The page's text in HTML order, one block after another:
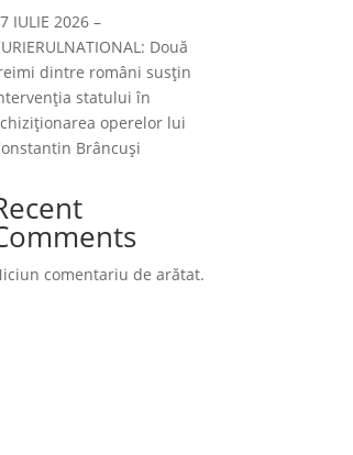
IULIE 2026 –
Două
dintre români susțin
statului în
operelor lui
Brâncuși
comentariu de arătat.